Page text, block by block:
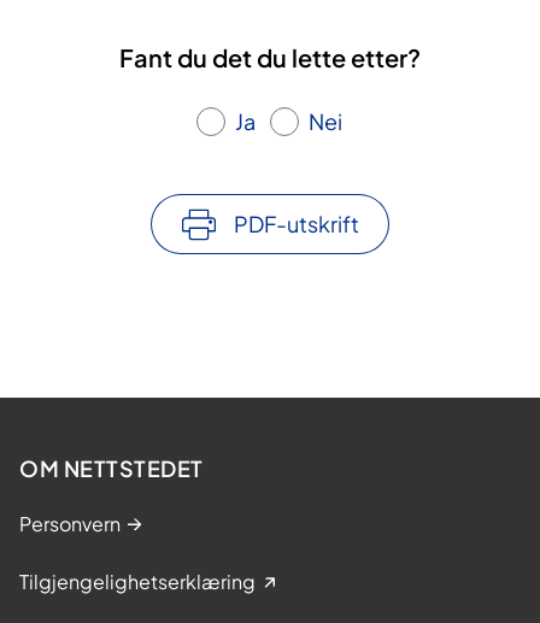
Fant du det du lette etter?
Ja Nei
PDF-utskrift
OM NETTSTEDET
Personvern
Tilgjengelighetserklæring